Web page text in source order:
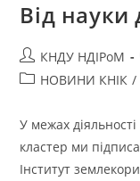
Від науки
КНДУ НДІРоМ
НОВИНИ КНІК /
У межах
кластер ми
Інститут